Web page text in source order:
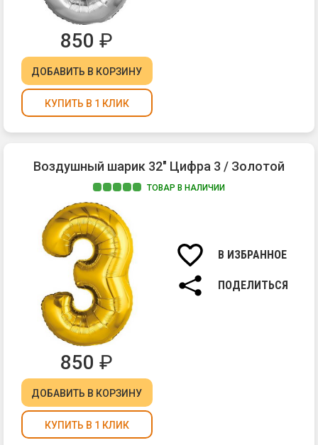
850 ₽
ДОБАВИТЬ В КОРЗИНУ
КУПИТЬ В 1 КЛИК
Воздушный шарик 32" Цифра 3 / Золотой
ТОВАР В НАЛИЧИИ
В ИЗБРАННОЕ
ПОДЕЛИТЬСЯ
850 ₽
ДОБАВИТЬ В КОРЗИНУ
КУПИТЬ В 1 КЛИК